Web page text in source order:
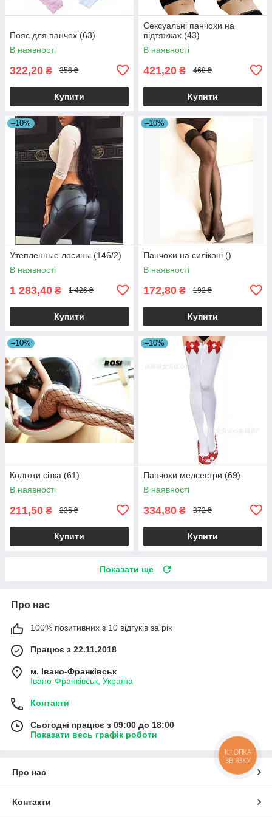
Пояс для панчох (63)
В наявності
322,20 ₴ 358 ₴
Купити
Сексуальні панчохи на
підтяжках (43)
В наявності
421,20 ₴ 468 ₴
Купити
–10%
Утепленные лосины (146/2)
В наявності
1 283,40 ₴ 1 426 ₴
Купити
–10%
Панчохи на силіконі ()
В наявності
172,80 ₴ 192 ₴
Купити
–10%
Колготи сітка (61)
В наявності
211,50 ₴ 235 ₴
Купити
–10%
Панчохи медсестри (69)
В наявності
334,80 ₴ 372 ₴
Купити
Показати ще
Про нас
100% позитивних з 10 відгуків за рік
Працює з 22.11.2018
м. Івано-Франківськ
Івано-Франківськ, Україна
Контакти
Сьогодні працює з 09:00 до 18:00
Показати весь графік роботи
Про нас
Контакти
КНОПКА
ЗВ'ЯЗКУ